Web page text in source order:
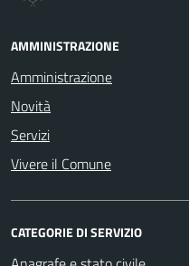
AMMINISTRAZIONE
Amministrazione
Novità
Servizi
Vivere il Comune
CATEGORIE DI SERVIZIO